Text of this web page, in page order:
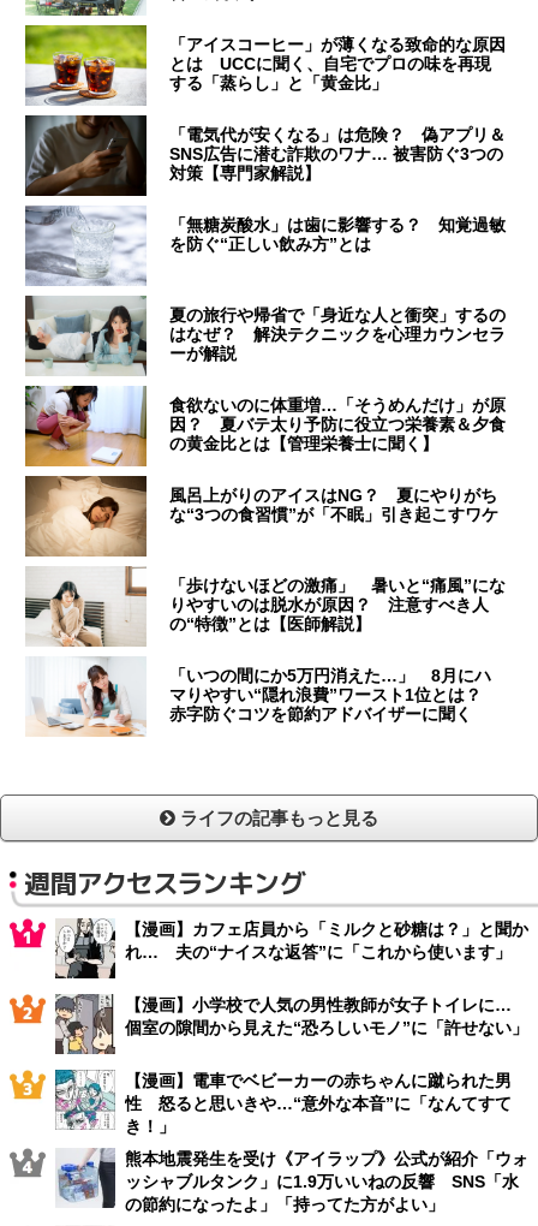
「アイスコーヒー」が薄くなる致命的な原因
とは UCCに聞く、自宅でプロの味を再現
する「蒸らし」と「黄金比」
「電気代が安くなる」は危険？ 偽アプリ＆
SNS広告に潜む詐欺のワナ… 被害防ぐ3つの
対策【専門家解説】
「無糖炭酸水」は歯に影響する？ 知覚過敏
を防ぐ“正しい飲み方”とは
夏の旅行や帰省で「身近な人と衝突」するの
はなぜ？ 解決テクニックを心理カウンセラ
ーが解説
食欲ないのに体重増…「そうめんだけ」が原
因？ 夏バテ太り予防に役立つ栄養素＆夕食
の黄金比とは【管理栄養士に聞く】
風呂上がりのアイスはNG？ 夏にやりがち
な“3つの食習慣”が「不眠」引き起こすワケ
「歩けないほどの激痛」 暑いと“痛風”にな
りやすいのは脱水が原因？ 注意すべき人
の“特徴”とは【医師解説】
「いつの間にか5万円消えた…」 8月にハ
マりやすい“隠れ浪費”ワースト1位とは？
赤字防ぐコツを節約アドバイザーに聞く
ライフの記事もっと見る
週間アクセスランキング
【漫画】カフェ店員から「ミルクと砂糖は？」と聞か
れ… 夫の“ナイスな返答”に「これから使います」
【漫画】小学校で人気の男性教師が女子トイレに…
個室の隙間から見えた“恐ろしいモノ”に「許せない」
【漫画】電車でベビーカーの赤ちゃんに蹴られた男
性 怒ると思いきや…“意外な本音”に「なんてすて
き！」
熊本地震発生を受け《アイラップ》公式が紹介「ウォ
ッシャブルタンク」に1.9万いいねの反響 SNS「水
の節約になったよ」「持ってた方がよい」